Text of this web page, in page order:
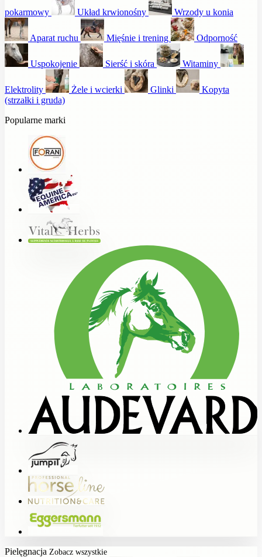
pokarmowy Układ krwionośny Wrzody u konia
Aparat ruchu Mięśnie i trening Odporność
Uspokojenie Sierść i skóra Witaminy
Elektrolity Żele i wcierki Glinki
Kopyta
(strzałki i gruda)
Popularne marki
Pielęgnacja Zobacz wszystkie